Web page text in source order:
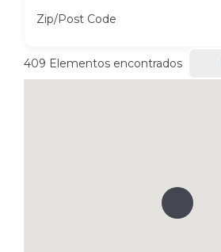
Zip/Post Code
409 Elementos encontrados